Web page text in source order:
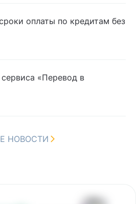
оплаты по кредитам без
«Перевод в
НОВОСТИ